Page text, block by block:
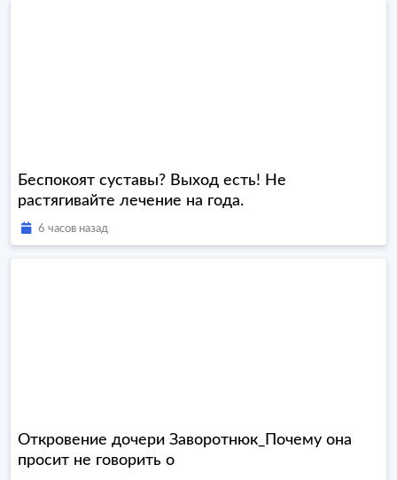
Беспокоят суставы? Выход есть! Не
растягивайте лечение на года.
6 часов назад
Откровение дочери Заворотнюк_Почему она
просит не говорить о